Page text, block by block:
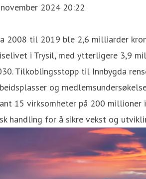
2024 20:22
2008 til 2019 ble 2,6 milliarder
i Trysil, med ytterligere 3,9
Tilkoblingsstopp til Innbygda
og
15 virksomheter på 200 millioner
handling for å sikre vekst og